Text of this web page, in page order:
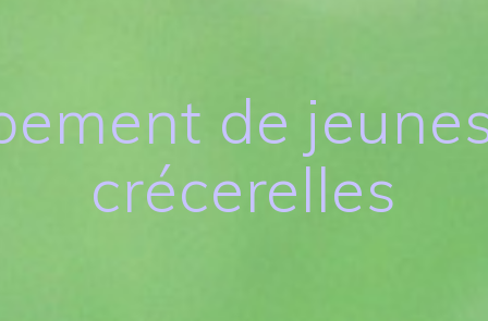
de
crécerelles